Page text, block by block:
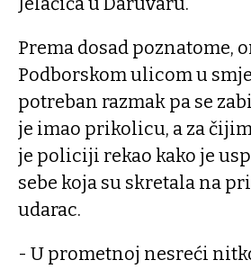
Prema dosad poznatome,
Podborskom ulicom u
potreban razmak pa se
je imao prikolicu, a za
je policiji rekao kako je
sebe koja su skretala na
udarac.
- U prometnoj nesreći